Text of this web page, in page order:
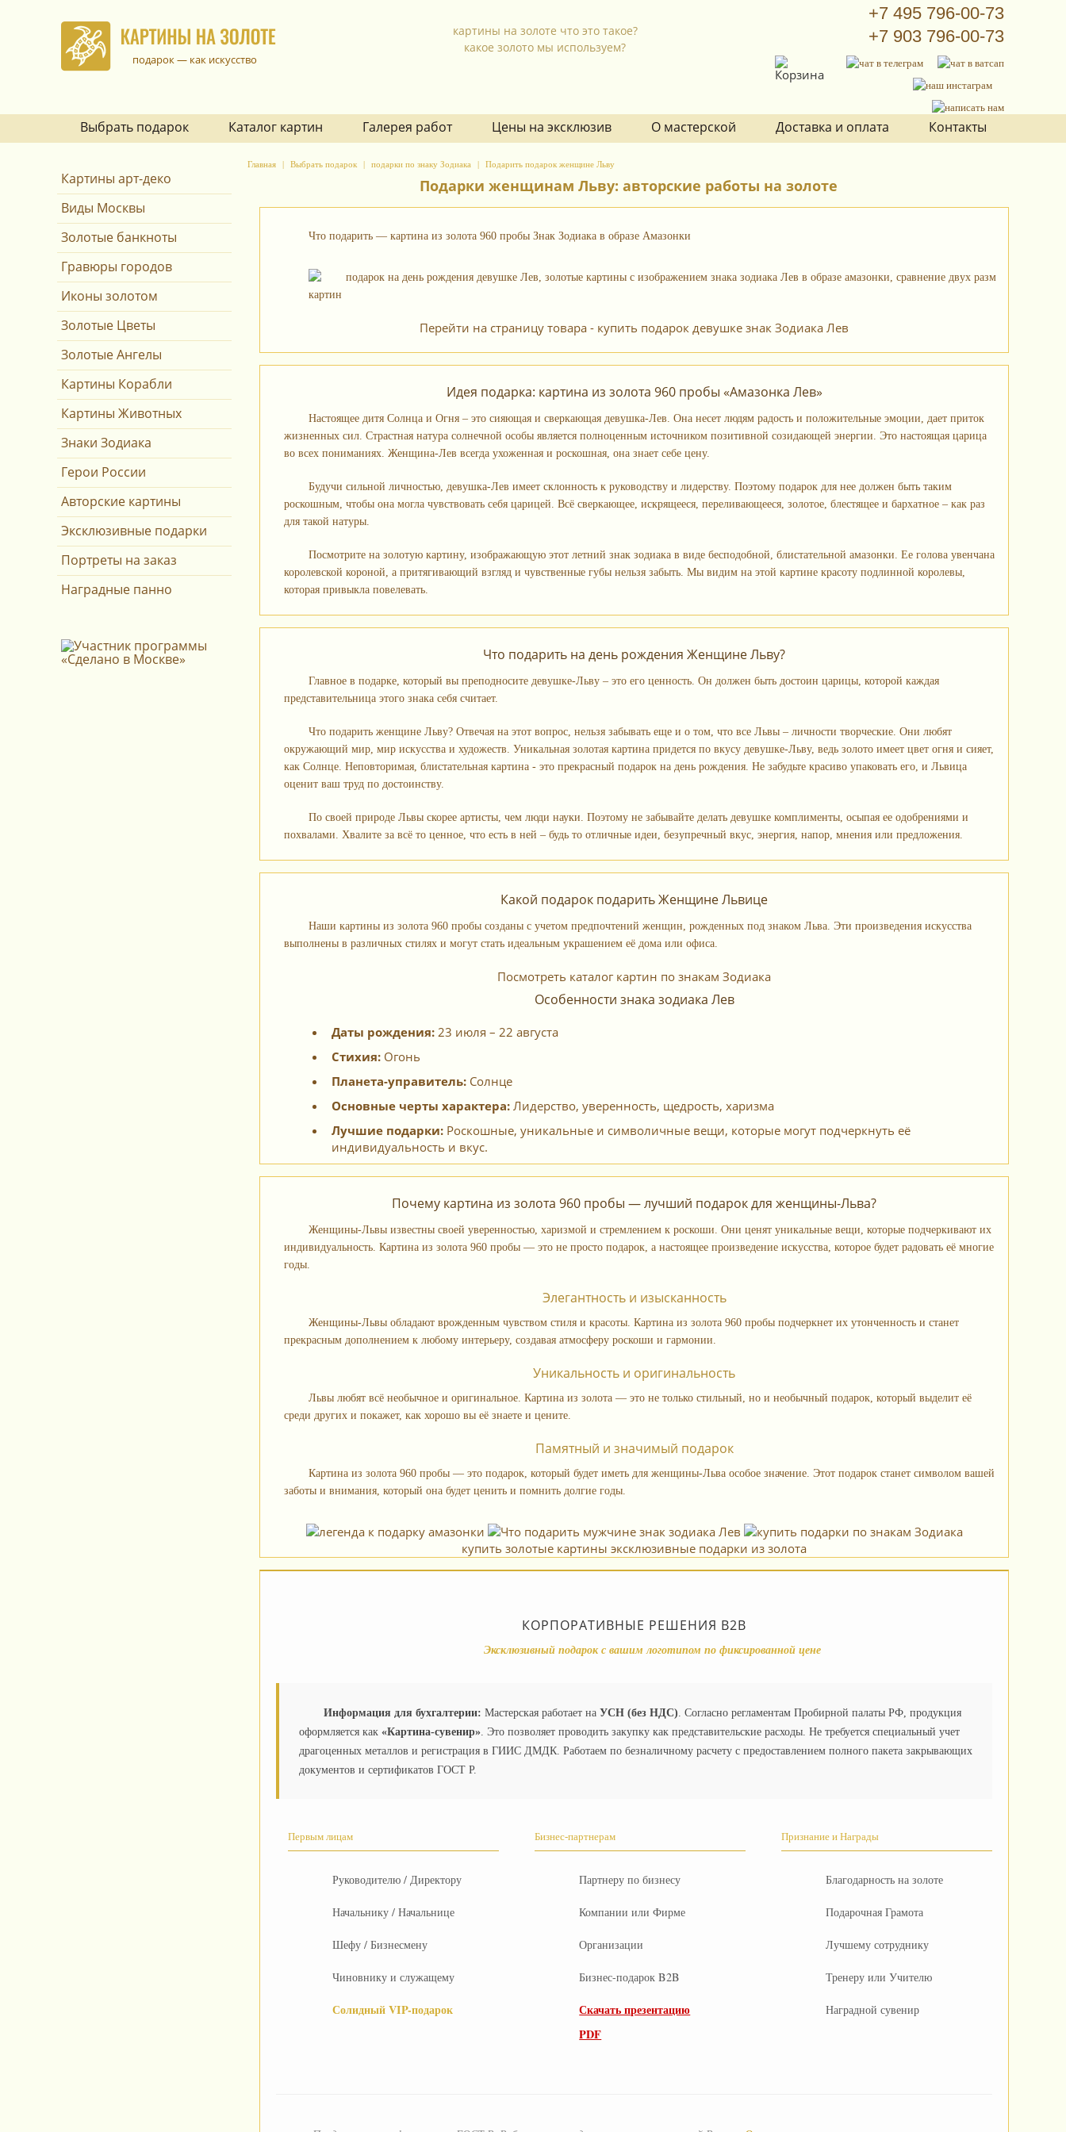
подарок — как искусство
картины на золоте что это такое?
какое золото мы используем?
+7 495 796-00-73
+7 903 796-00-73
Выбрать подарок Каталог картин Галерея работ Цены на эксклюзив О мастерской Доставка и оплата Контакты
Картины арт-деко
Виды Москвы
Золотые банкноты
Гравюры городов
Иконы золотом
Золотые Цветы
Золотые Ангелы
Картины Корабли
Картины Животных
Знаки Зодиака
Герои России
Авторские картины
Эксклюзивные подарки
Портреты на заказ
Наградные панно
Главная Выбрать подарок подарки по знаку Зодиака Подарить подарок женщине Льву
Подарки женщинам Льву: авторские работы на золоте
Что подарить — картина из золота 960 пробы Знак Зодиака в образе Амазонки
Перейти на страницу товара - купить подарок девушке знак Зодиака Лев
Идея подарка: картина из золота 960 пробы «Амазонка Лев»
Настоящее дитя Солнца и Огня – это сияющая и сверкающая девушка-Лев. Она несет людям радость и положительные эмоции, дает приток
жизненных сил. Страстная натура солнечной особы является полноценным источником позитивной созидающей энергии. Это настоящая царица
во всех пониманиях. Женщина-Лев всегда ухоженная и роскошная, она знает себе цену.
Будучи сильной личностью, девушка-Лев имеет склонность к руководству и лидерству. Поэтому подарок для нее должен быть таким
роскошным, чтобы она могла чувствовать себя царицей. Всё сверкающее, искрящееся, переливающееся, золотое, блестящее и бархатное – как раз
для такой натуры.
Посмотрите на золотую картину, изображающую этот летний знак зодиака в виде бесподобной, блистательной амазонки. Ее голова увенчана
королевской короной, а притягивающий взгляд и чувственные губы нельзя забыть. Мы видим на этой картине красоту подлинной королевы,
которая привыкла повелевать.
Что подарить на день рождения Женщине Льву?
Главное в подарке, который вы преподносите девушке-Льву – это его ценность. Он должен быть достоин царицы, которой каждая
представительница этого знака себя считает.
Что подарить женщине Льву? Отвечая на этот вопрос, нельзя забывать еще и о том, что все Львы – личности творческие. Они любят
окружающий мир, мир искусства и художеств. Уникальная золотая картина придется по вкусу девушке-Льву, ведь золото имеет цвет огня и сияет,
как Солнце. Неповторимая, блистательная картина - это прекрасный подарок на день рождения. Не забудьте красиво упаковать его, и Львица
оценит ваш труд по достоинству.
По своей природе Львы скорее артисты, чем люди науки. Поэтому не забывайте делать девушке комплименты, осыпая ее одобрениями и
похвалами. Хвалите за всё то ценное, что есть в ней – будь то отличные идеи, безупречный вкус, энергия, напор, мнения или предложения.
Какой подарок подарить Женщине Львице
Наши картины из золота 960 пробы созданы с учетом предпочтений женщин, рожденных под знаком Льва. Эти произведения искусства
выполнены в различных стилях и могут стать идеальным украшением её дома или офиса.
Посмотреть каталог картин по знакам Зодиака
Особенности знака зодиака Лев
Даты рождения: 23 июля – 22 августа
Стихия: Огонь
Планета-управитель: Солнце
Основные черты характера: Лидерство, уверенность, щедрость, харизма
Лучшие подарки: Роскошные, уникальные и символичные вещи, которые могут подчеркнуть её
индивидуальность и вкус.
Почему картина из золота 960 пробы — лучший подарок для женщины-Льва?
Женщины-Львы известны своей уверенностью, харизмой и стремлением к роскоши. Они ценят уникальные вещи, которые подчеркивают их
индивидуальность. Картина из золота 960 пробы — это не просто подарок, а настоящее произведение искусства, которое будет радовать её многие
годы.
Элегантность и изысканность
Женщины-Львы обладают врожденным чувством стиля и красоты. Картина из золота 960 пробы подчеркнет их утонченность и станет
прекрасным дополнением к любому интерьеру, создавая атмосферу роскоши и гармонии.
Уникальность и оригинальность
Львы любят всё необычное и оригинальное. Картина из золота — это не только стильный, но и необычный подарок, который выделит её
среди других и покажет, как хорошо вы её знаете и цените.
Памятный и значимый подарок
Картина из золота 960 пробы — это подарок, который будет иметь для женщины-Льва особое значение. Этот подарок станет символом вашей
заботы и внимания, который она будет ценить и помнить долгие годы.
купить золотые картины эксклюзивные подарки из золота
КОРПОРАТИВНЫЕ РЕШЕНИЯ B2B
Эксклюзивный подарок с вашим логотипом по фиксированной цене
Информация для бухгалтерии: Мастерская работает наУСН (без НДС) . Согласно регламентам Пробирной палаты РФ, продукция
оформляется как «Картина-сувенир» . Это позволяет проводить закупку как представительские расходы. Не требуется специальный учет
драгоценных металлов и регистрация в ГИИС ДМДК. Работаем по безналичному расчету с предоставлением полного пакета закрывающих
документов и сертификатов ГОСТ Р.
Первым лицам
Руководителю / Директору
Начальнику / Начальнице
Шефу / Бизнесмену
Чиновнику и служащему
Солидный VIP-подарок
Бизнес-партнерам
Партнеру по бизнесу
Компании или Фирме
Организации
Бизнес-подарок B2B
Скачать презентацию
PDF
Признание и Награды
Благодарность на золоте
Подарочная Грамота
Лучшему сотруднику
Тренеру или Учителю
Наградной сувенир